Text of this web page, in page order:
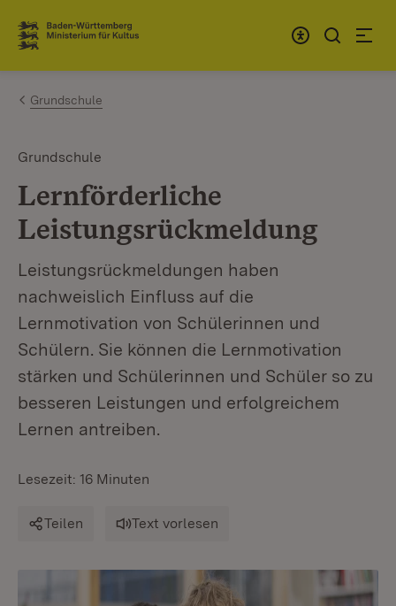
Zum Inhalt springen
Link zur Startseite
Grundschule
Grundschule
Lernförderliche
Leistungsrückmeldung
Leistungsrückmeldungen haben
nachweislich Einfluss auf die
Lernmotivation von Schülerinnen und
Schülern. Sie können die Lernmotivation
stärken und Schülerinnen und Schüler so zu
besseren Leistungen und erfolgreichem
Lernen antreiben.
Lesezeit: 16 Minuten
Teilen Text vorlesen